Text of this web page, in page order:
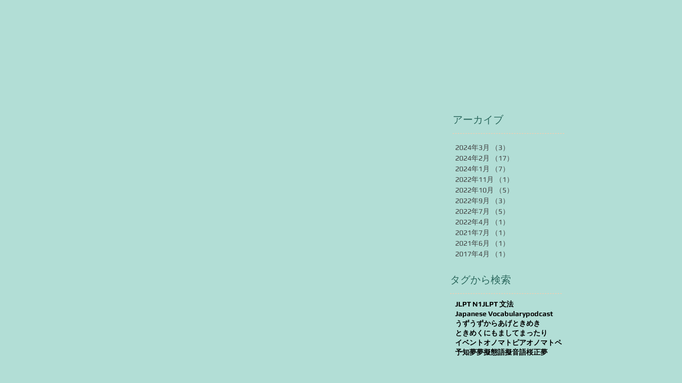
アーカイブ
2024年3月 （3）
2024年2月
（17）
2024年1月
（7）
2022年11月
（1）
2022年10月
（5）
2022年9月
（3）
2022年7月
（5）
2022年4月
（1）
2021年7月
（1）
2021年6月
（1）
2017年4月
（1）
タグから検索
JLPT N1JLPT 文法
Japanese Vocabularypodcast
うずうずからあげときめき
ときめく にもまして まったり
イベントオノマトピアオノマトペ
予知夢夢擬態語擬音語桜正夢